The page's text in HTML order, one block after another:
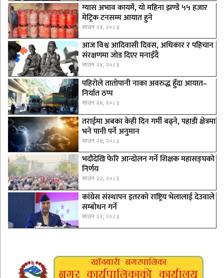
ग्यास अभाव कायमै, यो महिना झण्डै ५५ हजार
मेट्रिक टनसम्म आयात हुने
साउन २४, २०८३
आज विश्व आदिवासी दिवस, अधिकार र पहिचान
संरक्षणमा जोड दिएर मनाइँदै
साउन २४, २०८३
पहिरोले तातोपानी नाका अवरुद्ध हुँदा आयात–
निर्यात ठप्प
साउन २४, २०८३
तराईमा अबका केही दिन गर्मी बढ्ने, पहाडी क्षेत्रमा
भने पानी पर्ने अनुमान
साउन २४, २०८३
भदौदेखि फेरि आन्दोलन गर्ने शिक्षक महासङ्घको
निर्णय
साउन २२, २०८३
कांग्रेस संस्थापन इतरको राष्ट्रिय भेलालाई देउवाले
सम्बोधन गर्ने
साउन २२, २०८३